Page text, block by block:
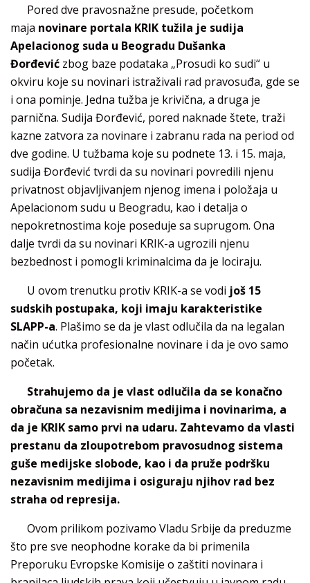
Pored dve pravosnažne presude, početkom
maja novinare portala KRIK tužila je sudija
Apelacionog suda u Beogradu Dušanka
Đorđević zbog baze podataka „Prosudi ko sudi“ u
okviru koje su novinari istraživali rad pravosuđa, gde se
i ona pominje. Jedna tužba je krivična, a druga je
parnična. Sudija Đorđević, pored naknade štete, traži
kazne zatvora za novinare i zabranu rada na period od
dve godine. U tužbama koje su podnete 13. i 15. maja,
sudija Đorđević tvrdi da su novinari povredili njenu
privatnost objavljivanjem njenog imena i položaja u
Apelacionom sudu u Beogradu, kao i detalja o
nepokretnostima koje poseduje sa suprugom. Ona
dalje tvrdi da su novinari KRIK-a ugrozili njenu
bezbednost i pomogli kriminalcima da je lociraju.
U ovom trenutku protiv KRIK-a se vodi još 15
sudskih postupaka, koji imaju karakteristike
SLAPP-a. Plašimo se da je vlast odlučila da na legalan
način ućutka profesionalne novinare i da je ovo samo
početak.
Strahujemo da je vlast odlučila da se konačno
obračuna sa nezavisnim medijima i novinarima, a
da je KRIK samo prvi na udaru. Zahtevamo da vlasti
prestanu da zloupotrebom pravosudnog sistema
guše medijske slobode, kao i da pruže podršku
nezavisnim medijima i osiguraju njihov rad bez
straha od represija.
Ovom prilikom pozivamo Vladu Srbije da preduzme
što pre sve neophodne korake da bi primenila
Preporuku Evropske Komisije o zaštiti novinara i